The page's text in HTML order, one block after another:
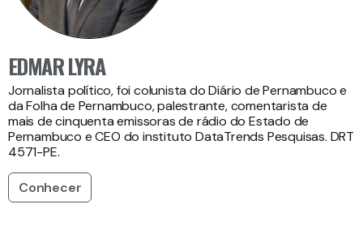
EDMAR LYRA
Jornalista político, foi colunista do Diário de Pernambuco e
da Folha de Pernambuco, palestrante, comentarista de
mais de cinquenta emissoras de rádio do Estado de
Pernambuco e CEO do instituto DataTrends Pesquisas. DRT
4571-PE.
Conhecer